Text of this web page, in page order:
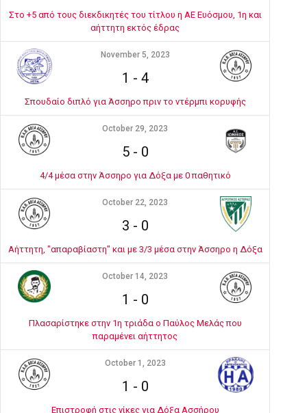
Στο +5 από τους διεκδικητές του τίτλου η ΑΕ Ευόσμου, 1η και
αήττητη εκτός έδρας
November 5, 2023
1 - 4
Σπουδαίο διπλό για Άσσηρο πριν το ντέρμπι κορυφής
October 29, 2023
5- 0
4/4 μέσα στην Άσσηρο για Δόξα με 0 παθητικό
October 22, 2023
3 - 0
Αήττητη, "απαραβίαστη" και με 3/3 μέσα στην Άσσηρο η Δόξα
October 14, 2023
1 - 0
Πλασαρίστηκε στην 1η τριάδα ο Παύλος Μελάς που
παραμένει αήττητος
October 1, 2023
1 - 0
Επιστροφή στις νίκες για Δόξα Ασσήρου